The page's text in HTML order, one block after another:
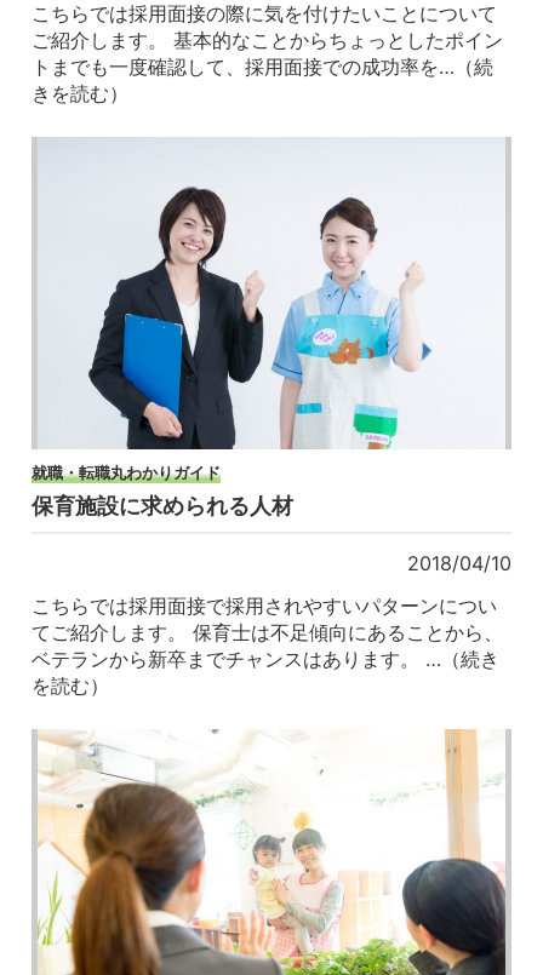
こちらでは採用面接の際に気を付けたいことについて
ご紹介します。 基本的なことからちょっとしたポイン
トまでも一度確認して、採用面接での成功率を…（続
きを読む）
就職・転職丸わかりガイド
保育施設に求められる人材
2018/04/10
こちらでは採用面接で採用されやすいパターンについ
てご紹介します。 保育士は不足傾向にあることから、
ベテランから新卒までチャンスはあります。 …（続き
を読む）